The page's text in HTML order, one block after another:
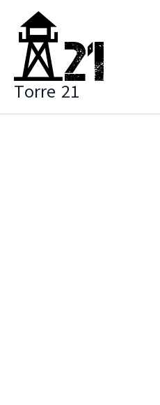
contenuto
Torre 21